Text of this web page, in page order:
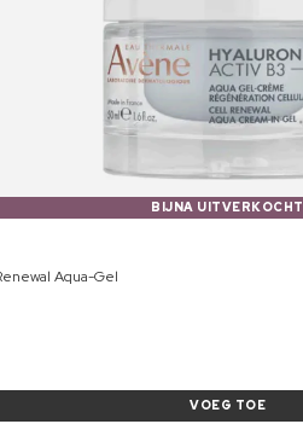
BIJNA UITVERKOCHT
Aqua-Gel
VOEG TOE